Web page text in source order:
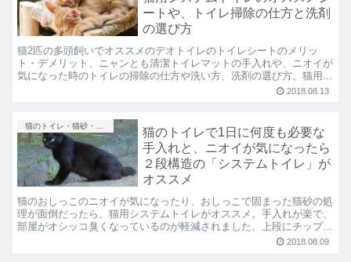
ートや、トイレ掃除の仕方と洗剤
の選び方
猫2匹の多頭飼いでオススメのデオトイレのトイレシートのメリッ
ト・デメリット、ニャンとも清潔トイレマットの手入れや、ニオイが
気になった時のトイレの掃除の仕方や洗い方、洗剤の選び方、猫用ト
イレシートの選び方など、猫用トイレの使い方の基本をお伝えします
2018.08.13
猫のトイレで1日に何度も必要な
手入れと、ニオイが気になったら
２段構造の「システムトイレ」が
オススメ
猫のおしっこのニオイが気になったり、おしっこで固まった猫砂の処
理が面倒だったら、猫用システムトイレがオススメ。手入れが楽で、
部屋がオシッコ臭くなっているのが軽減されました。上段にチップ、
下段におしっこシートを敷く2段構造で消臭・抗菌します
2018.08.09